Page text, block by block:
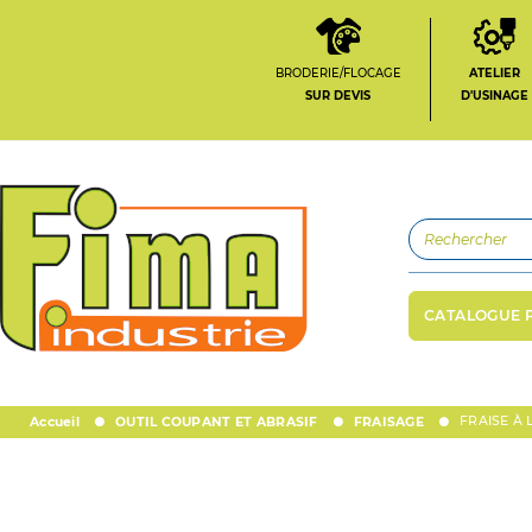
BRODERIE/FLOCAGE
SUR DEVIS
ATELIER
D'USINAGE
CATALOGUE
Accueil OUTIL COUPANT ET ABRASIF FRAISAGE FRAISE À